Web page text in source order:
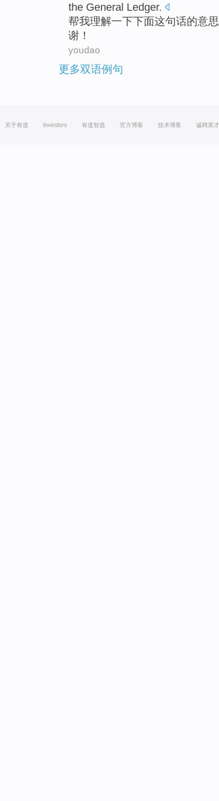
the General Ledger.
帮我理解一下下面这句话的意
谢！
youdao
更多双语例句
关于有道 Investors 有道智选 官方博客 技术博客 诚聘英才